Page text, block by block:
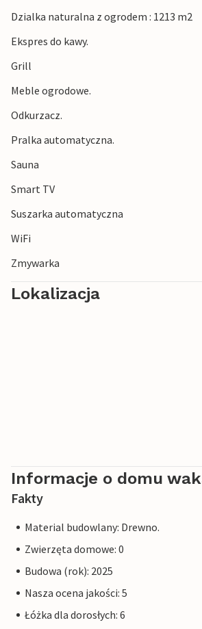
Dzialka naturalna z ogrodem : 1213 m2
Ekspres do kawy.
Grill
Meble ogrodowe.
Odkurzacz.
Pralka automatyczna.
Sauna
Smart TV
Suszarka automatyczna
WiFi
Zmywarka
Lokalizacja
Informacje o domu
Fakty
Material budowlany: Drewno.
Zwierzęta domowe: 0
Budowa (rok): 2025
Nasza ocena jakości: 5
Łóżka dla dorosłych: 6